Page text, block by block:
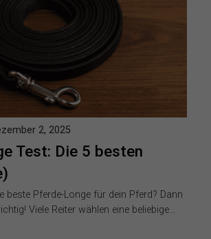
Test: Die 5 besten
2, 2025
beste Pferde-Longe für dein Pferd? Dann
Viele Reiter wählen eine beliebige…